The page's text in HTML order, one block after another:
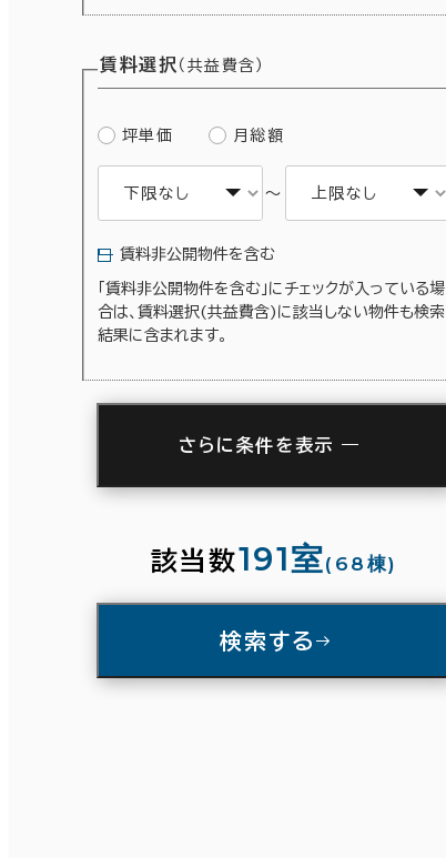
賃料選択 （共益費含）
坪単価 月総額
～
賃料非公開物件を含む
「賃料非公開物件を含む」にチェックが入っている場
合は、賃料選択(共益費含)に該当しない物件も検索
結果に含まれます。
入居可能時期
さらに条件を表示
該当数191室(68棟)
検索する
条件で絞り込む
坪数 人数
～